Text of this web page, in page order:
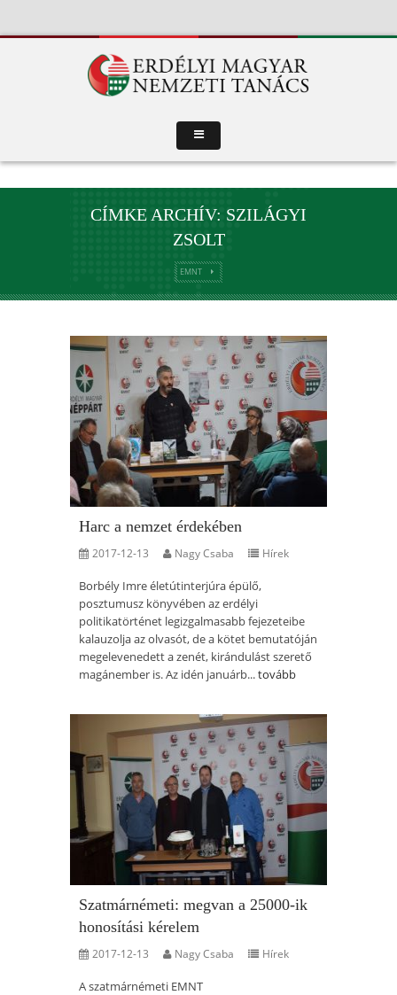
CÍMKE ARCHÍV: SZILÁGYI
ZSOLT
EMNT
Harc a nemzet érdekében
2017-12-13 Nagy Csaba Hírek
Borbély Imre életútinterjúra épülő,
posztumusz könyvében az erdélyi
politikatörténet legizgalmasabb fejezeteibe
kalauzolja az olvasót, de a kötet bemutatóján
megelevenedett a zenét, kirándulást szerető
magánember is. Az idén januárb...tovább
Szatmárnémeti: megvan a 25000-ik
honosítási kérelem
2017-12-13 Nagy Csaba Hírek
A szatmárnémeti EMNT